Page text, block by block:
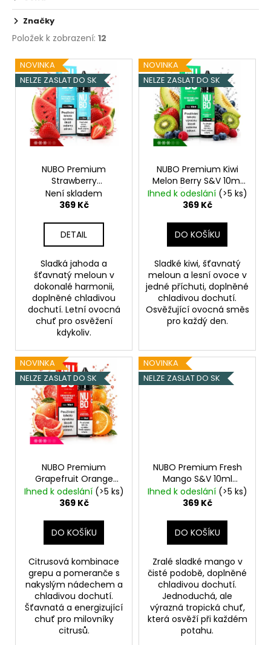
Značky
Položek k zobrazení: 12
V
ý
p
NOVINKA
NELZE ZASLAT DO SK
NUBO Premium
Strawberry
Watermelon S&V 10ml
Jahoda, Vodní meloun,
Není skladem
369 Kč
DETAIL
Sladká jahoda a
šťavnatý meloun v
dokonalé harmonii,
doplněné chladivou
dochutí. Letní ovocná
chuť pro osvěžení
kdykoliv.
NOVINKA
NELZE ZASLAT DO SK
NUBO Premium Kiwi
Melon Berry S&V 10ml
Kiwi, Žlutý meloun,
Bobule, Chladivá
Ihned k odeslání (>5 ks)
369 Kč
DO KOŠÍKU
Sladké kiwi, šťavnatý
meloun a lesní ovoce v
jedné příchuti, doplněné
chladivou dochutí.
Osvěžující ovocná směs
pro každý den.
NOVINKA
NELZE ZASLAT DO SK
NUBO Premium
Grapefruit Orange
S&V 10mlGrep,
Pomeranč, Chladivá
Ihned k odeslání (>5 ks)
369 Kč
DO KOŠÍKU
Citrusová kombinace
grepu a pomeranče s
nakyslým nádechem a
chladivou dochutí.
Šťavnatá a energizující
chuť pro milovníky
citrusů.
NOVINKA
NELZE ZASLAT DO SK
NUBO Premium Fresh
Mango S&V 10ml
Mango, Chladivá
složka (ICE)
Ihned k odeslání (>5 ks)
369 Kč
DO KOŠÍKU
Zralé sladké mango v
čisté podobě, doplněné
chladivou dochutí.
Jednoduchá, ale
výrazná tropická chuť,
která osvěží při každém
potahu.